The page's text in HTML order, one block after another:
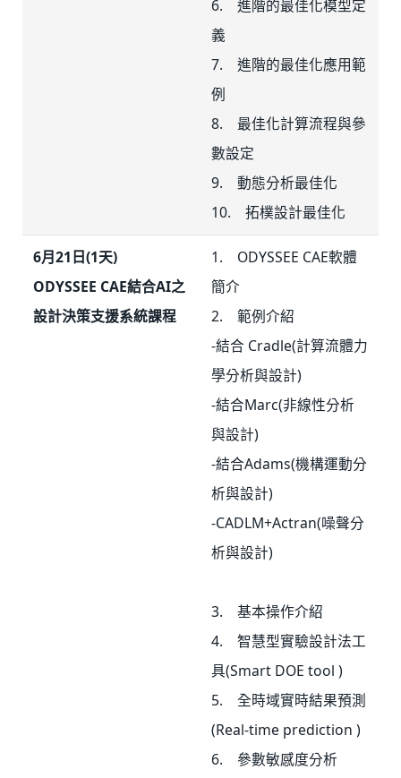
6. 進階的最佳化模型定
義
7. 進階的最佳化應用範
例
8. 最佳化計算流程與參
數設定
9. 動態分析最佳化
10. 拓樸設計最佳化
6月21日(1天)
ODYSSEE CAE結合AI之
設計決策支援系統課程
1. ODYSSEE CAE軟體
簡介
2. 範例介紹
-結合 Cradle(計算流體力
學分析與設計)
-結合Marc(非線性分析
與設計)
-結合Adams(機構運動分
析與設計)
-CADLM+Actran(噪聲分
析與設計)
3. 基本操作介紹
4. 智慧型實驗設計法工
具(Smart DOE tool )
5. 全時域實時結果預測
(Real-time prediction )
6. 參數敏感度分析